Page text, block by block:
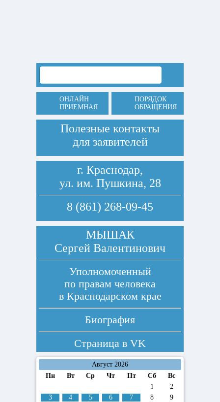
ОНЛАЙН
ПРИЕМНАЯ
ПОРЯДОК
ОБРАЩЕНИЯ
Полезные контакты
для заявителей
г. Краснодар,
ул. им. Пушкина, 28
8 (861) 268-09-45
МЫШАК
Сергей Валентинович
Уполномоченный
по правам человека
в Краснодарском крае
Биография
Страница в VK
Август 2026
Пн
Вт Ср Чт Пт Сб
Вс
1
2
3
4 5 6 7 8 9